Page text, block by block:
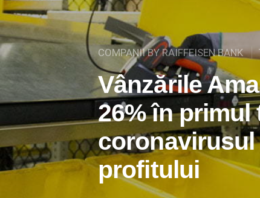
COMPANII BY RAIFFEISEN BANK
Vânzările
26% în
coronavirusul
profitului